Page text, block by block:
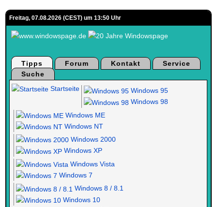
Freitag, 07.08.2026 (CEST) um 13:50 Uhr
Tipps Forum Kontakt
Service
Suche
Startseite
Windows 95
Windows 98
Windows ME
Windows NT
Windows 2000
Windows XP
Windows Vista
Windows 7
Windows 8 / 8.1
Windows 10